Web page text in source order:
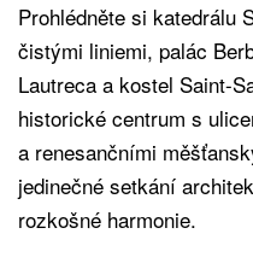
Prohlédněte si katedrálu
čistými liniemi, palác
Lautreca a kostel Saint-
historické centrum s
a renesančními
jedinečné setkání
rozkošné harmonie.